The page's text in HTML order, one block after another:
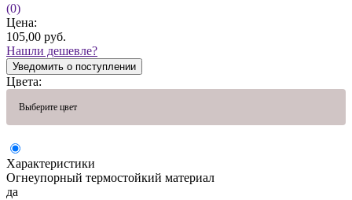
(0)
Цена:
105,00 руб.
Нашли дешевле?
Уведомить о поступлении
Цвета:
Выберите цвет
Характеристики
Огнеупорный термостойкий материал
да